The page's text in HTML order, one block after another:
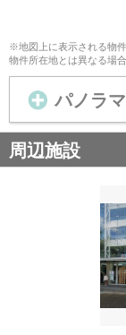
※地図上に表示される物
物件所在地とは異なる場
パノラ
周辺施設